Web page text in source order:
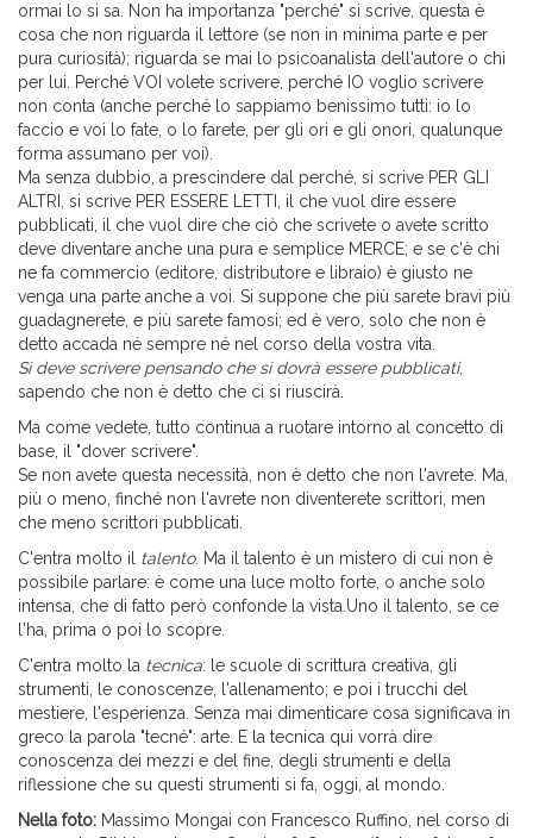
ormai lo si sa. Non ha importanza "perché" si scrive, questa è
cosa che non riguarda il lettore (se non in minima parte e per
pura curiosità); riguarda se mai lo psicoanalista dell'autore o chi
per lui. Perché VOI volete scrivere, perché IO voglio scrivere
non conta (anche perché lo sappiamo benissimo tutti: io lo
faccio e voi lo fate, o lo farete, per gli ori e gli onori, qualunque
forma assumano per voi).
Ma senza dubbio, a prescindere dal perché, si scrive PER GLI
ALTRI, si scrive PER ESSERE LETTI, il che vuol dire essere
pubblicati, il che vuol dire che ciò che scrivete o avete scritto
deve diventare anche una pura e semplice MERCE; e se c'è chi
ne fa commercio (editore, distributore e libraio) è giusto ne
venga una parte anche a voi. Si suppone che più sarete bravi più
guadagnerete, e più sarete famosi; ed è vero, solo che non è
detto accada né sempre né nel corso della vostra vita.
Si deve scrivere pensando che si dovrà essere pubblicati,
sapendo che non è detto che ci si riuscirà.
Ma come vedete, tutto continua a ruotare intorno al concetto di
base, il "dover scrivere".
Se non avete questa necessità, non è detto che non l'avrete. Ma,
più o meno, finché non l'avrete non diventerete scrittori, men
che meno scrittori pubblicati.
C'entra molto il talento. Ma il talento è un mistero di cui non è
possibile parlare: è come una luce molto forte, o anche solo
intensa, che di fatto però confonde la vista.Uno il talento, se ce
l'ha, prima o poi lo scopre.
C'entra molto la tecnica: le scuole di scrittura creativa, gli
strumenti, le conoscenze, l'allenamento; e poi i trucchi del
mestiere, l'esperienza. Senza mai dimenticare cosa significava in
greco la parola "tecné": arte. E la tecnica qui vorrà dire
conoscenza dei mezzi e del fine, degli strumenti e della
riflessione che su questi strumenti si fa, oggi, al mondo.
Nella foto: Massimo Mongai con Francesco Ruffino, nel corso di